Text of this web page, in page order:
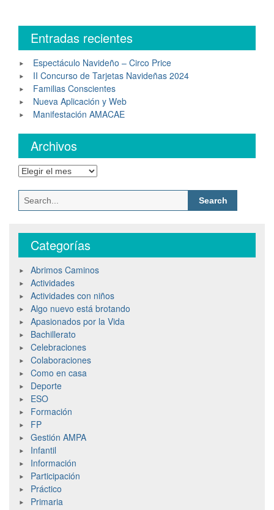
Entradas recientes
Espectáculo Navideño – Circo Price
II Concurso de Tarjetas Navideñas 2024
Familias Conscientes
Nueva Aplicación y Web
Manifestación AMACAE
Archivos
Archivos
Search
for:
Categorías
Abrimos Caminos
Actividades
Actividades con niños
Algo nuevo está brotando
Apasionados por la Vida
Bachillerato
Celebraciones
Colaboraciones
Como en casa
Deporte
ESO
Formación
FP
Gestión AMPA
Infantil
Información
Participación
Práctico
Primaria